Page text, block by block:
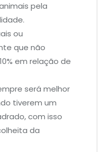
pela
ou
que não
em relação de
será melhor
tiverem um
com isso
da